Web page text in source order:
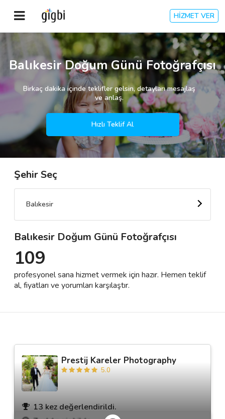
HİZMET VER
Anasayfa
Kayıt Ol
Kategoriler
🎈 Biz Kimiz?
🌟 Müşteri Değerlendirmeleri
Destek
İletişim
Balıkesir Doğum Günü Fotoğrafçısı
Birkaç dakika içinde teklifler gelsin, detayları mesajlaş
ve anlaş.
Hızlı Teklif Al
Şehir Seç
Balıkesir
Balıkesir Doğum Günü Fotoğrafçısı
109
profesyonel sana hizmet vermek için hazır. Hemen teklif
al, fiyatları ve yorumları karşılaştır.
Prestij Kareler Photography
5.0
13 kez değerlendirildi.